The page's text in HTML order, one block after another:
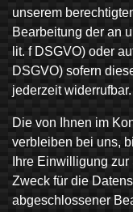
unserem
Bearbeitung der an
lit. f DSGVO) oder
DSGVO) sofern
jederzeit widerrufbar.
Die von Ihnen im
verbleiben bei uns,
Ihre Einwilligung
Zweck für die
abgeschlossener